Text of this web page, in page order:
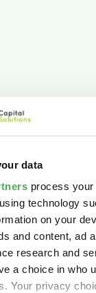
data
process
technology
on your
and content, ad
research and
a choice in who
Your privacy